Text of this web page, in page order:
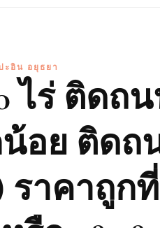
อิน อยุธยา
ไร่ ติดถน
อย ติดถ
ราคาถูก